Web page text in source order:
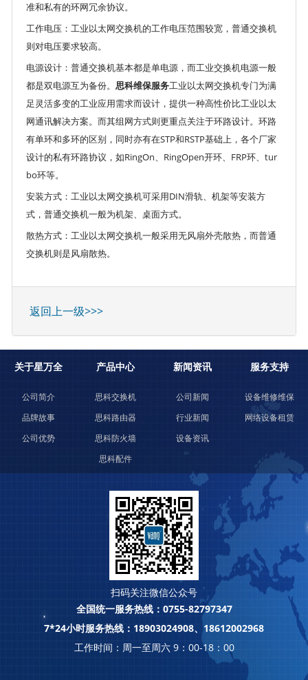
准和私有的环网冗余协议。
工作电压：工业以太网交换机的工作电压范围较宽，普通交换机
则对电压要求较高。
电源设计：普通交换机基本都是单电源，而工业交换机电源一般
都是双电源互为备份。思科维保服务工业以太网交换机专门为满
足灵活多变的工业应用需求而设计，提供一种高性价比工业以太
网通讯解决方案。而其组网方式则更重点关注于环路设计。环路
有单环和多环的区别，同时亦有在STP和RSTP基础上，各个厂家
设计的私有环路协议，如RingOn、RingOpen开环、FRP环、tur
bo环等。
安装方式：工业以太网交换机可采用DIN滑轨、机架等安装方
式，普通交换机一般为机架、桌面方式。
散热方式：工业以太网交换机一般采用无风扇外壳散热，而普通
交换机则是风扇散热。
返回上一级>>>
关于星万全 产品中心 新闻资讯 服务支持
公司简介
品牌故事
公司优势
思科交换机
思科路由器
思科防火墙
思科配件
公司新闻
行业新闻
设备资讯
设备维修维保
网络设备租赁
扫码关注微信公众号
全国统一服务热线：0755-82797347
7*24小时服务热线：18903024908、18612002968
工作时间：周一至周六 9：00-18：00